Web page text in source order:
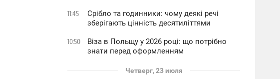
11:45
Срібло та годинники: чому деякі речі
зберігають цінність десятиліттями
10:50
Віза в Польщу у 2026 році: що потрібно
знати перед оформленням
Четверг, 23 июля